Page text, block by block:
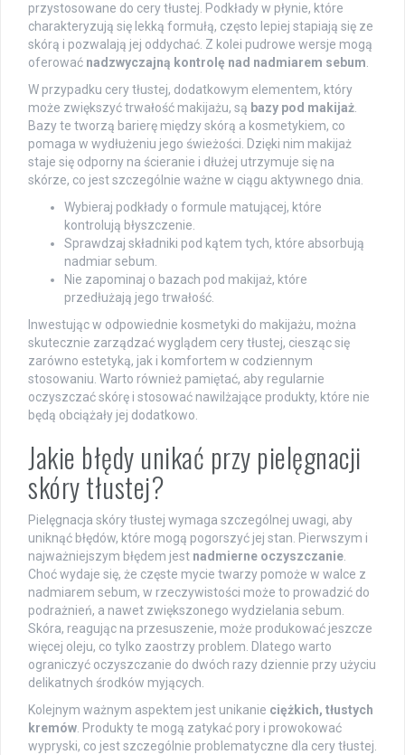
przystosowane do cery tłustej. Podkłady w płynie, które
charakteryzują się lekką formułą, często lepiej stapiają się ze
skórą i pozwalają jej oddychać. Z kolei pudrowe wersje mogą
oferować nadzwyczajną kontrolę nad nadmiarem sebum.
W przypadku cery tłustej, dodatkowym elementem, który
może zwiększyć trwałość makijażu, są bazy pod makijaż.
Bazy te tworzą barierę między skórą a kosmetykiem, co
pomaga w wydłużeniu jego świeżości. Dzięki nim makijaż
staje się odporny na ścieranie i dłużej utrzymuje się na
skórze, co jest szczególnie ważne w ciągu aktywnego dnia.
Wybieraj podkłady o formule matującej, które
kontrolują błyszczenie.
Sprawdzaj składniki pod kątem tych, które absorbują
nadmiar sebum.
Nie zapominaj o bazach pod makijaż, które
przedłużają jego trwałość.
Inwestując w odpowiednie kosmetyki do makijażu, można
skutecznie zarządzać wyglądem cery tłustej, ciesząc się
zarówno estetyką, jak i komfortem w codziennym
stosowaniu. Warto również pamiętać, aby regularnie
oczyszczać skórę i stosować nawilżające produkty, które nie
będą obciążały jej dodatkowo.
Jakie błędy unikać przy pielęgnacji
skóry tłustej?
Pielęgnacja skóry tłustej wymaga szczególnej uwagi, aby
uniknąć błędów, które mogą pogorszyć jej stan. Pierwszym i
najważniejszym błędem jest nadmierne oczyszczanie.
Choć wydaje się, że częste mycie twarzy pomoże w walce z
nadmiarem sebum, w rzeczywistości może to prowadzić do
podrażnień, a nawet zwiększonego wydzielania sebum.
Skóra, reagując na przesuszenie, może produkować jeszcze
więcej oleju, co tylko zaostrzy problem. Dlatego warto
ograniczyć oczyszczanie do dwóch razy dziennie przy użyciu
delikatnych środków myjących.
Kolejnym ważnym aspektem jest unikanie ciężkich, tłustych
kremów. Produkty te mogą zatykać pory i prowokować
wypryski, co jest szczególnie problematyczne dla cery tłustej.